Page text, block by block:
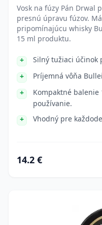
Vosk na fúzy Pán Drwal
presnú úpravu fúzov.
pripomínajúcu whisky
15 ml produktu.
Silný tužiaci účinok
Príjemná vôňa
Kompaktné
používanie.
Vhodný pre
14.2 €